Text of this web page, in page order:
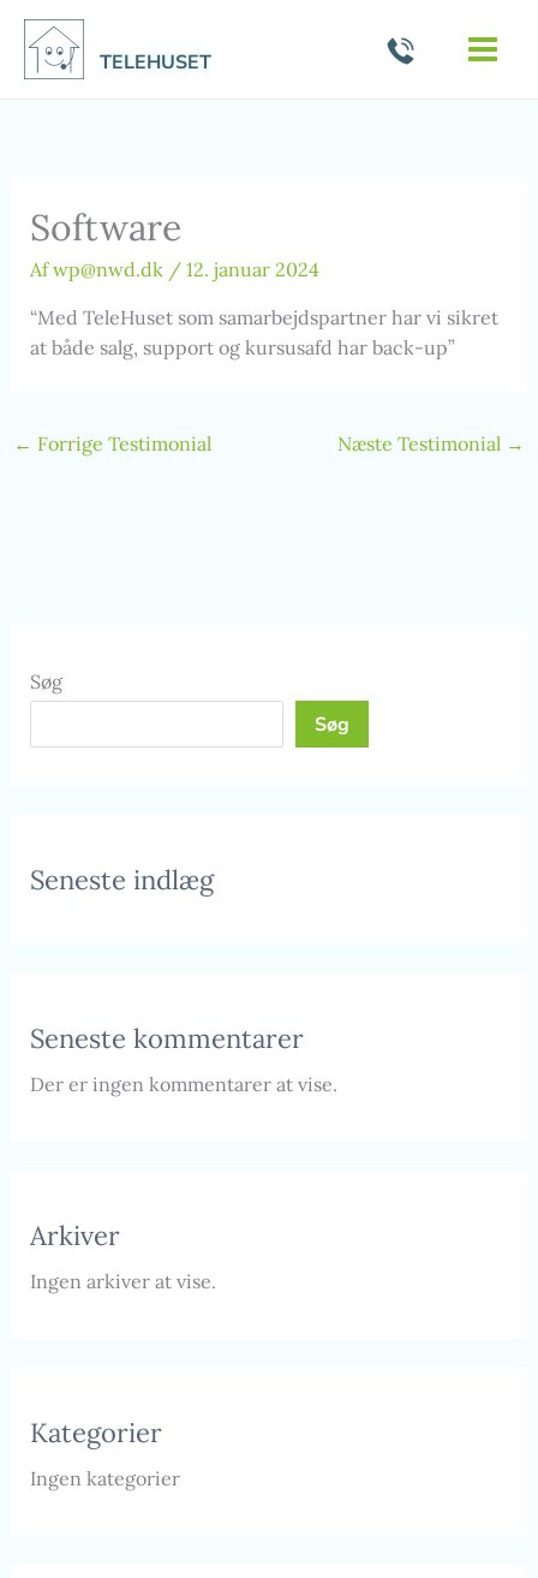
indholdet
TELEHUSET
Software
Afwp@nwd.dk / 12. januar 2024
“Med TeleHuset som samarbejdspartner har vi sikret
at både salg, support og kursusafd har back-up”
← Forrige Testimonial Næste Testimonial →
Søg
Søg
Seneste indlæg
Seneste kommentarer
Der er ingen kommentarer at vise.
Arkiver
Ingen arkiver at vise.
Kategorier
Ingen kategorier